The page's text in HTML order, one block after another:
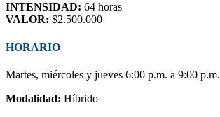
INTENSIDAD: 64 horas
VALOR: $2.500.000
HORARIO
Martes, miércoles y jueves 6:00 p.m. a 9:00 p.m.
Modalidad: Híbrido